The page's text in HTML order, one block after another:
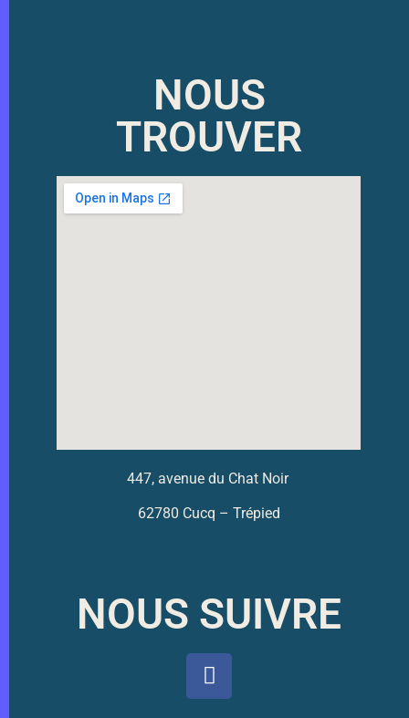
NOUS
TROUVER
447, avenue du Chat Noir
62780 Cucq – Trépied
NOUS SUIVRE